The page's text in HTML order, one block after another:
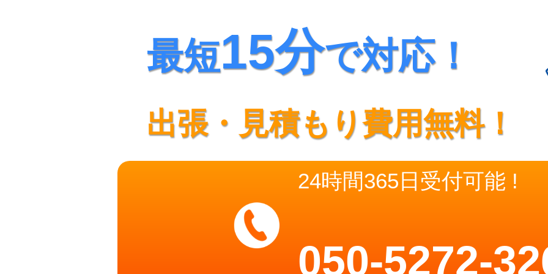
最短15分で対応！
出張・見積もり費用無料！
24時間365日受付可能 !
050-5272-